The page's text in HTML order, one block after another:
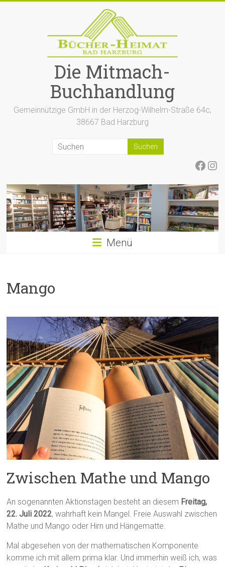
Die Mitmach-
Buchhandlung
Gemeinnützige GmbH in der Herzog-Wilhelm-Straße 64c,
38667 Bad Harzburg
Menü
Mango
Zwischen Mathe und Mango
An sogenannten Aktionstagen besteht an diesem Freitag,
22. Juli 2022, wahrhaft kein Mangel. Freie Auswahl zwischen
Mathe und Mango oder Hirn und Hängematte.
Mal abgesehen von der mathematischen Komponente
komme ich mit allem prima klar. Und immerhin weiß ich, was